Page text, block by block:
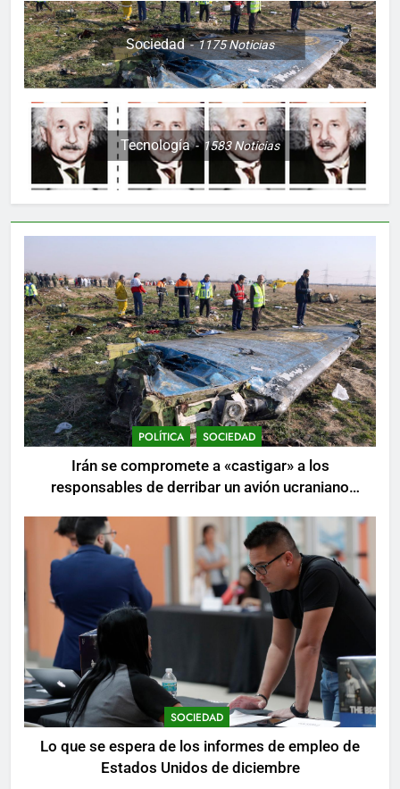
Sociedad 1175Noticias
Tecnología 1583Noticias
POLÍTICA SOCIEDAD
Irán se compromete a «castigar» a los
responsables de derribar un avión ucraniano
SOCIEDAD
Lo que se espera de los informes de empleo de
Estados Unidos de diciembre